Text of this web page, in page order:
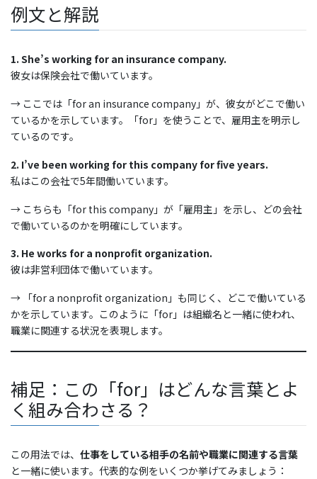
例文と解説
1. She’s working for an insurance company.
彼女は保険会社で働いています。
→ ここでは「for an insurance company」が、彼女がどこで働い
ているかを示しています。「for」を使うことで、雇用主を明示し
ているのです。
2. I’ve been working for this company for five years.
私はこの会社で5年間働いています。
→ こちらも「for this company」が「雇用主」を示し、どの会社
で働いているのかを明確にしています。
3. He works for a nonprofit organization.
彼は非営利団体で働いています。
→ 「for a nonprofit organization」も同じく、どこで働いている
かを示しています。このように「for」は組織名と一緒に使われ、
職業に関連する状況を表現します。
補足：この「for」はどんな言葉とよ
く組み合わさる？
この用法では、 仕事をしている相手の名前や職業に関連する言葉
と一緒に使います。代表的な例をいくつか挙げてみましょう：